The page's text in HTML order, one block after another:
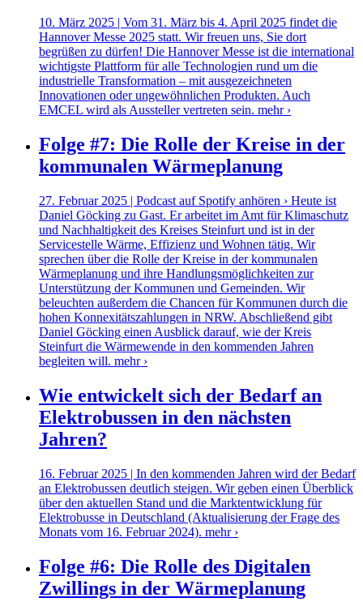
10. März 2025 | Vom 31. März bis 4. April 2025 findet die
Hannover Messe 2025 statt. Wir freuen uns, Sie dort
begrüßen zu dürfen! Die Hannover Messe ist die international
wichtigste Plattform für alle Technologien rund um die
industrielle Transformation – mit ausgezeichneten
Innovationen oder ungewöhnlichen Produkten. Auch
EMCEL wird als Aussteller vertreten sein. mehr ›
Folge #7: Die Rolle der Kreise in der
kommunalen Wärmeplanung
27. Februar 2025 | Podcast auf Spotify anhören › Heute ist
Daniel Göcking zu Gast. Er arbeitet im Amt für Klimaschutz
und Nachhaltigkeit des Kreises Steinfurt und ist in der
Servicestelle Wärme, Effizienz und Wohnen tätig. Wir
sprechen über die Rolle der Kreise in der kommunalen
Wärmeplanung und ihre Handlungsmöglichkeiten zur
Unterstützung der Kommunen und Gemeinden. Wir
beleuchten außerdem die Chancen für Kommunen durch die
hohen Konnexitätszahlungen in NRW. Abschließend gibt
Daniel Göcking einen Ausblick darauf, wie der Kreis
Steinfurt die Wärmewende in den kommenden Jahren
begleiten will. mehr ›
Wie entwickelt sich der Bedarf an
Elektrobussen in den nächsten
Jahren?
16. Februar 2025 | In den kommenden Jahren wird der Bedarf
an Elektrobussen deutlich steigen. Wir geben einen Überblick
über den aktuellen Stand und die Marktentwicklung für
Elektrobusse in Deutschland (Aktualisierung der Frage des
Monats vom 16. Februar 2024). mehr ›
Folge #6: Die Rolle des Digitalen
Zwillings in der Wärmeplanung